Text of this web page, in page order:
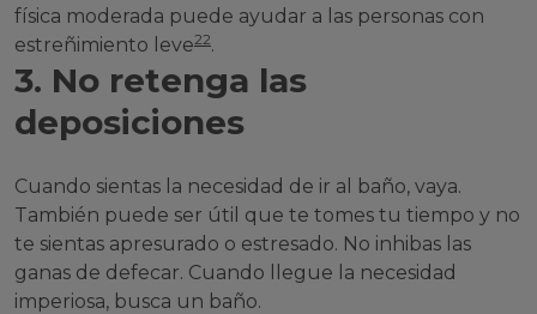
física moderada puede ayudar a las personas con
estreñimiento leve22.
3. No retenga las
deposiciones
Cuando sientas la necesidad de ir al baño, vaya.
También puede ser útil que te tomes tu tiempo y no
te sientas apresurado o estresado. No inhibas las
ganas de defecar. Cuando llegue la necesidad
imperiosa, busca un baño.